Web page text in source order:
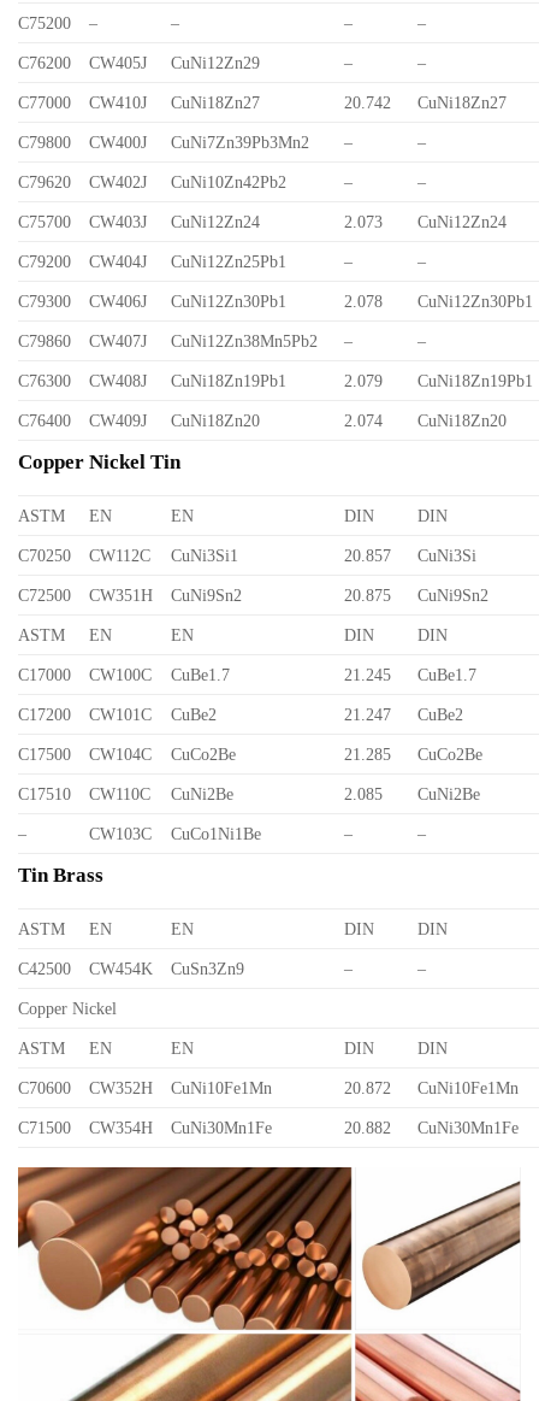
C75200 – – – –
C76200 CW405J CuNi12Zn29 – –
C77000 CW410J CuNi18Zn27 20.742 CuNi18Zn27
C79800 CW400J CuNi7Zn39Pb3Mn2 – –
C79620 CW402J CuNi10Zn42Pb2 – –
C75700 CW403J CuNi12Zn24 2.073 CuNi12Zn24
C79200 CW404J CuNi12Zn25Pb1 – –
C79300 CW406J CuNi12Zn30Pb1 2.078 CuNi12Zn30Pb1
C79860 CW407J CuNi12Zn38Mn5Pb2 – –
C76300 CW408J CuNi18Zn19Pb1 2.079 CuNi18Zn19Pb1
C76400 CW409J CuNi18Zn20 2.074 CuNi18Zn20
Copper Nickel Tin
ASTM EN EN DIN DIN
C70250 CW112C CuNi3Si1 20.857 CuNi3Si
C72500 CW351H CuNi9Sn2 20.875 CuNi9Sn2
ASTM EN EN DIN DIN
C17000 CW100C CuBe1.7 21.245 CuBe1.7
C17200 CW101C CuBe2 21.247 CuBe2
C17500 CW104C CuCo2Be 21.285 CuCo2Be
C17510 CW110C CuNi2Be 2.085 CuNi2Be
– CW103C CuCo1Ni1Be – –
Tin Brass
ASTM EN EN DIN DIN
C42500 CW454K CuSn3Zn9 – –
Copper Nickel
ASTM EN EN DIN DIN
C70600 CW352H CuNi10Fe1Mn 20.872 CuNi10Fe1Mn
C71500 CW354H CuNi30Mn1Fe 20.882 CuNi30Mn1Fe